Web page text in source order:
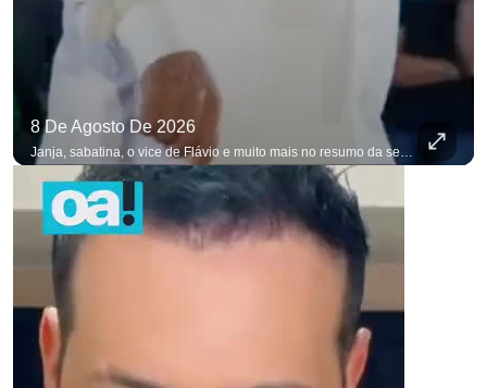
8 De Agosto De 2026
Janja, sabatina, o vice de Flávio e muito mais no resumo da semana. #OAntagonista Se você busca informação com credibilidade, inscreva-se agora e ative o